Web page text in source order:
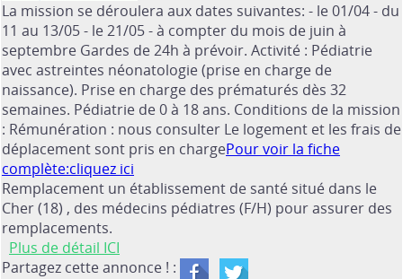
La mission se déroulera aux dates suivantes: - le 01/04 - du
11 au 13/05 - le 21/05 - à compter du mois de juin à
septembre Gardes de 24h à prévoir. Activité : Pédiatrie
avec astreintes néonatologie (prise en charge de
naissance). Prise en charge des prématurés dès 32
semaines. Pédiatrie de 0 à 18 ans. Conditions de la mission
: Rémunération : nous consulter Le logement et les frais de
déplacement sont pris en chargePour voir la fiche
complète:cliquez ici
Remplacement un établissement de santé situé dans le
Cher (18) , des médecins pédiatres (F/H) pour assurer des
remplacements.
Plus de détail ICI
Partagez cette annonce ! :